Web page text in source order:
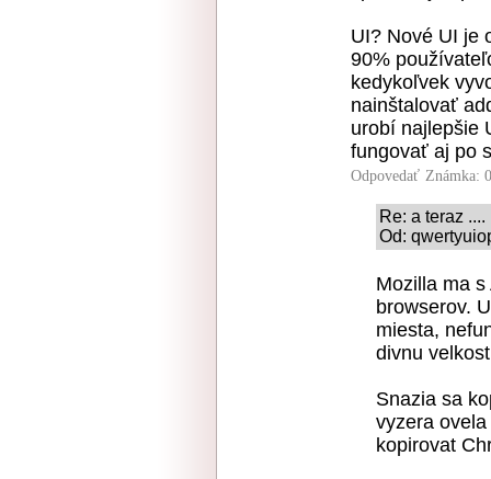
UI? Nové UI je
90%
kedykoľvek
nainštalovať
urobí najlepšie
fungovať aj po
Odpovedať Známka:
Re: a teraz ....
Od:
Mozilla ma
browserov.
miesta,
divnu
Snazia sa
vyzera
kopirovat